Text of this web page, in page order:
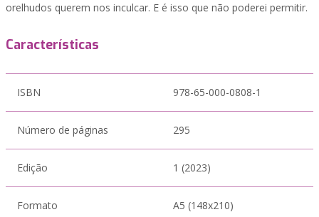
orelhudos querem nos inculcar. E é isso que não poderei permitir.
Características
ISBN 978-65-000-0808-1
Número de páginas 295
Edição 1 (2023)
Formato A5 (148x210)